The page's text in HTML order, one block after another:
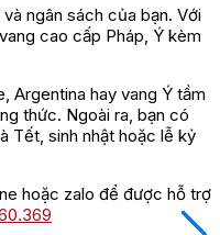
ngân sách của bạn. Với
cao cấp Pháp, Ý kèm
Argentina hay vang Ý tầm
thức. Ngoài ra, bạn có
Tết, sinh nhật hoặc lễ kỷ
hoặc zalo để được hỗ trợ